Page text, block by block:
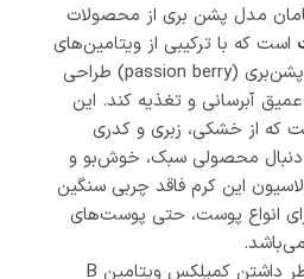
مدل پشن‌‌ بری از محصولات
است که با ترکیبی از ویتامین‌های
گروه B و عصاره طبیعی پشن‌بری (passion berry) طراحی
آبرسانی و تغذیه کند. این
که از خشکی، زبری و کدری
محصولی سبک، خوش‌بو و
این کرم فاقد چربی سنگین
انواع پوست، حتی پوست‌های
این مرطوب کننده به خاطر داشتن کمپلکس ویتامین B